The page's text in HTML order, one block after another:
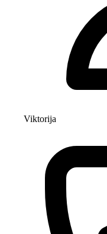
Viktorija